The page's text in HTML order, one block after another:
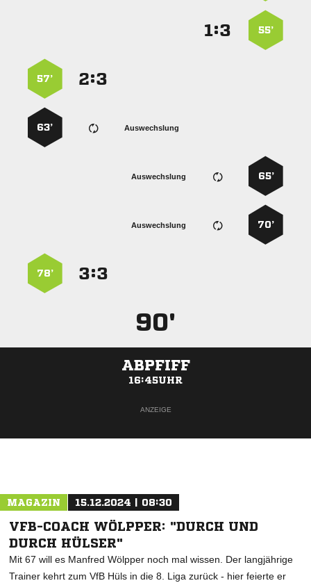
55’
:
:
57’
Auswechslung
63’
65’
Auswechslung
70’
Auswechslung
:
78’
90'
ABPFIFF
16:45UHR
ANZEIGE
MAGAZIN 15.12.2024 | 08:30
VFB-COACH WÖLPPER: "DURCH UND
DURCH HÜLSER"
Mit 67 will es Manfred Wölpper noch mal wissen. Der langjährige
Trainer kehrt zum VfB Hüls in die 8. Liga zurück - hier feierte er